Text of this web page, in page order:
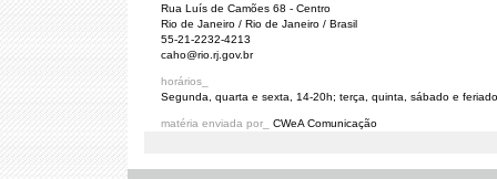
Rua Luís de Camões 68 - Centro
Rio de Janeiro / Rio de Janeiro / Brasil
55-21-2232-4213
caho@rio.rj.gov.br
horários_
Segunda, quarta e sexta, 14-20h; terça, quinta, sábado e
matéria enviada por_ CWeA Comunicação